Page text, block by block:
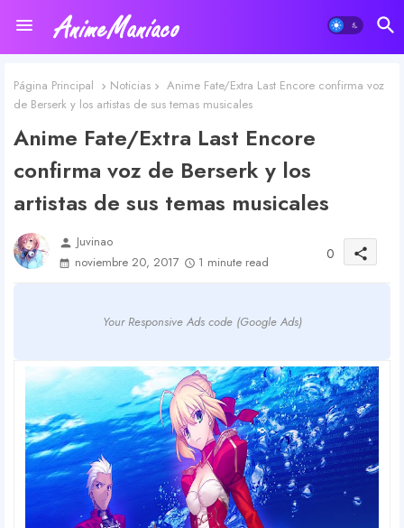
Página Principal Noticias
Anime Fate/Extra Last Encore confirma voz
de Berserk y los artistas de sus temas musicales
Anime Fate/Extra Last Encore
confirma voz de Berserk y los
artistas de sus temas musicales
person Juvinao
noviembre 20, 2017
1 minute read 0 share
Your Responsive Ads code (Google Ads)